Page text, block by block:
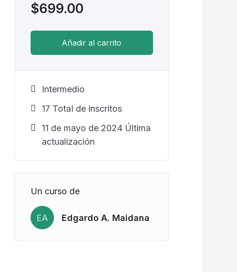
$699.00
Añadir al carrito
Intermedio
17 TotaI de inscritos
11 de mayo de 2024 Última
actualización
Un curso de
EA Edgardo A. Maidana